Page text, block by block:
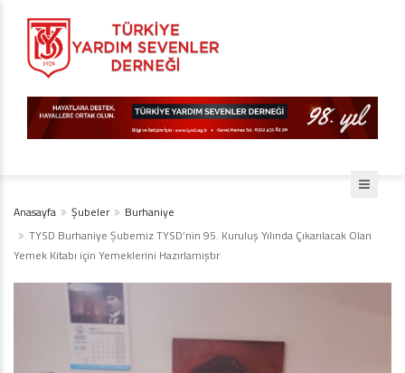
Anasayfa Şubeler
Burhaniye
TYSD Burhaniye Şubemiz TYSD’nin 95. Kuruluş Yılında Çıkarılacak Olan
Yemek Kitabı için Yemeklerini Hazırlamıştır